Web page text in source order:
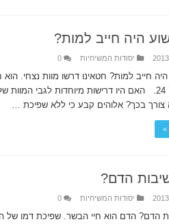
היה חייב למות?
יסודות המשיחיות 0
היה חייב למות? חטאינו דרשו מוות נצחי.
צורך בכך? אלוהים קבע כי ללא שפיכת …
»
הדם?
יסודות המשיחיות 0
הדם? הדם הוא חיי הבשר. שפיכת דמו של